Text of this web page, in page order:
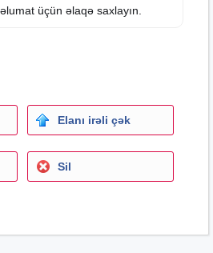
üçün əlaqə saxlayın.
Elanı irəli çək
Sil